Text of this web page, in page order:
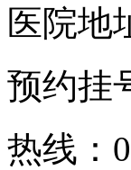
医院地
预约挂
热线：